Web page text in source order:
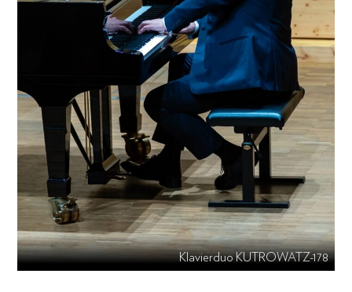
Klavierduo KUTROWATZ-178